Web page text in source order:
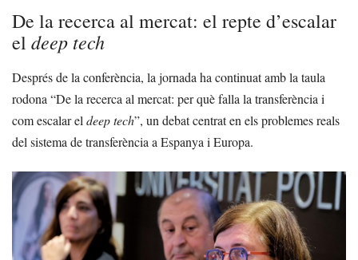
De la recerca al mercat: el repte d’escalar
el deep tech
Després de la conferència, la jornada ha continuat amb la taula
rodona “De la recerca al mercat: per què falla la transferència i
com escalar el deep tech”, un debat centrat en els problemes reals
del sistema de transferència a Espanya i Europa.